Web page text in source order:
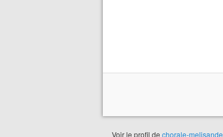
Voir le profil de chorale-melisande